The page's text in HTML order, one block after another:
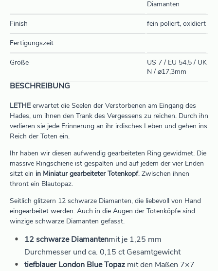
Diamanten
Finish fein poliert, oxidiert
Fertigungszeit
Größe
US 7 / EU 54,5 / UK
N / ⌀17,3mm
BESCHREIBUNG
LETHE erwartet die Seelen der Verstorbenen am Eingang des
Hades, um ihnen den Trank des Vergessens zu reichen. Durch ihn
verlieren sie jede Erinnerung an ihr irdisches Leben und gehen ins
Reich der Toten ein.
Ihr haben wir diesen aufwendig gearbeiteten Ring gewidmet. Die
massive Ringschiene ist gespalten und auf jedem der vier Enden
sitzt ein in Miniatur gearbeiteter Totenkopf. Zwischen ihnen
thront ein Blautopaz.
Seitlich glitzern 12 schwarze Diamanten, die liebevoll von Hand
eingearbeitet werden. Auch in die Augen der Totenköpfe sind
winzige schwarze Diamanten gefasst.
12 schwarze Diamantenmit je 1,25 mm
Durchmesser und ca. 0,15 ct Gesamtgewicht
tiefblauer London Blue Topaz mit den Maßen 7×7